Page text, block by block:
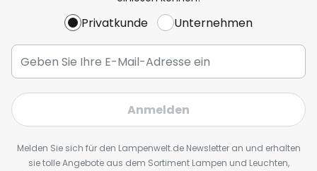
Privatkunde Unternehmen
Anmelden
Melden Sie sich für den Lampenwelt.de Newsletter an und erhalten
sie tolle Angebote aus dem Sortiment Lampen und Leuchten,